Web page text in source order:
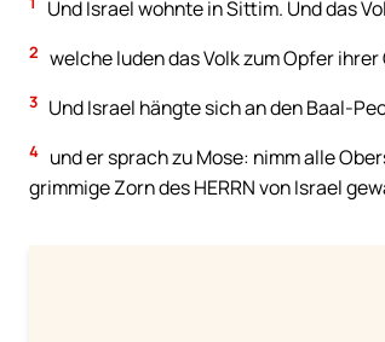
Und Israel wohnte in Sittim. Und das
2 welche luden das Volk zum Opfer
3 Und Israel hängte sich an den Baal-
4 und er sprach zu Mose: nimm alle
grimmige Zorn des HERRN von Israel